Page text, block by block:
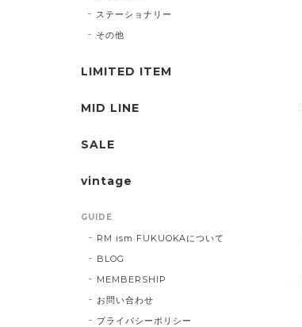
ステーショナリー
その他
LIMITED ITEM
MID LINE
SALE
vintage
GUIDE
RM ism FUKUOKAについて
BLOG
MEMBERSHIP
お問い合わせ
プライバシーポリシー